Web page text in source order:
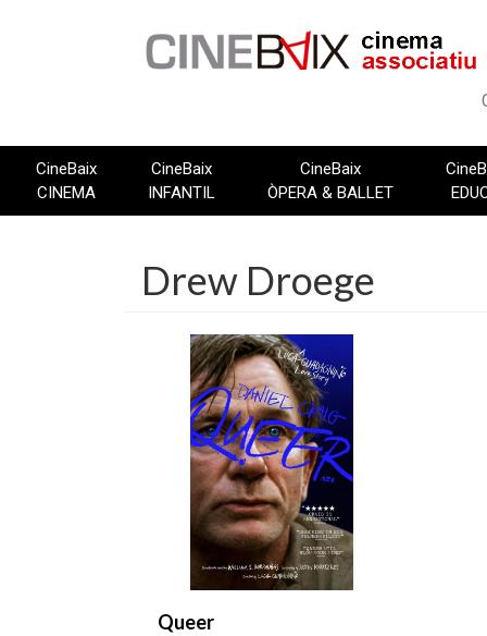
CineBaix
CINEMA
CineBaix
INFANTIL
CineBaix
ÒPERA & BALLET
Drew Droege
Queer